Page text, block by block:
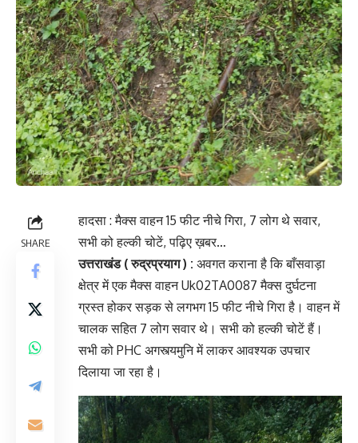
SHARE
हादसा : मैक्स वाहन 15 फीट नीचे गिरा, 7 लोग थे सवार,
सभी को हल्की चोटें, पढ़िए ख़बर…
उत्तराखंड ( रुद्रप्रयाग ) : अवगत कराना है कि बाँसवाड़ा
क्षेत्र में एक मैक्स वाहन Uk02TA0087 मैक्स दुर्घटना
ग्रस्त होकर सड़क से लगभग 15 फीट नीचे गिरा है। वाहन में
चालक सहित 7 लोग सवार थे‌। सभी को हल्की चोटें हैं।
सभी को PHC अगस्त्यमुनि में लाकर आवश्यक उपचार
दिलाया जा रहा है।